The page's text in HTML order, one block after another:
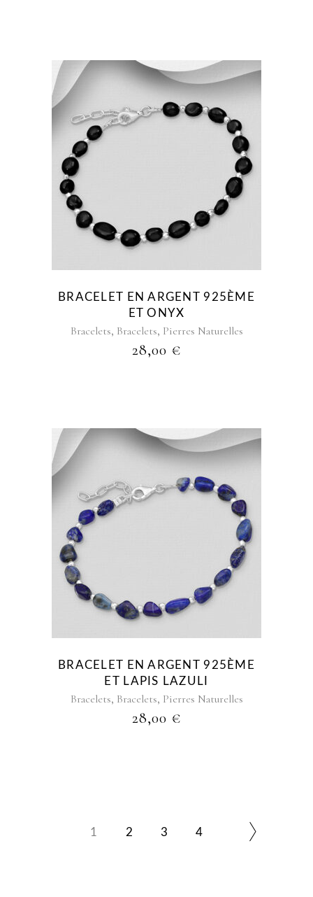
BRACELET EN ARGENT 925ÈME
ET ONYX
Bracelets, Bracelets, Pierres Naturelles
28,00 €
BRACELET EN ARGENT 925ÈME
ET LAPIS LAZULI
Bracelets, Bracelets, Pierres Naturelles
28,00 €
1 2 3 4